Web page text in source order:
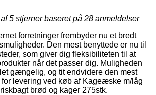
5 stjerner baseret på 28 anmeldelser
forretninger frembyder nu et bredt
Den mest benyttede er nu til
som giver dig fleksibiliteten til at
når det passer dig. Muligheden
gængelig, og tit endvidere den mest
for levering ved køb af Kageæske m/låg
brød og kager 275stk.